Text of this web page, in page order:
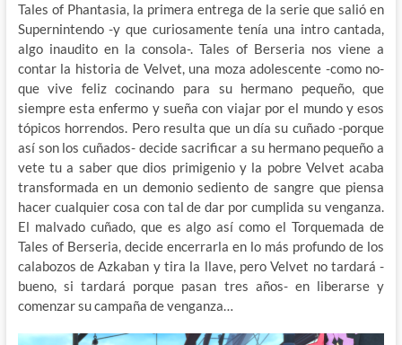
Tales of Phantasia, la primera entrega de la serie que salió en
Supernintendo -y que curiosamente tenía una intro cantada,
algo inaudito en la consola-. Tales of Berseria nos viene a
contar la historia de Velvet, una moza adolescente -como no-
que vive feliz cocinando para su hermano pequeño, que
siempre esta enfermo y sueña con viajar por el mundo y esos
tópicos horrendos. Pero resulta que un día su cuñado -porque
así son los cuñados- decide sacrificar a su hermano pequeño a
vete tu a saber que dios primigenio y la pobre Velvet acaba
transformada en un demonio sediento de sangre que piensa
hacer cualquier cosa con tal de dar por cumplida su venganza.
El malvado cuñado, que es algo así como el Torquemada de
Tales of Berseria, decide encerrarla en lo más profundo de los
calabozos de Azkaban y tira la llave, pero Velvet no tardará -
bueno, si tardará porque pasan tres años- en liberarse y
comenzar su campaña de venganza…